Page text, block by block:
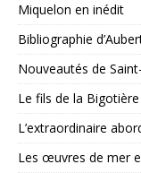
Miquelon en inédit
Bibliographie
Nouveautés de
Le fils de la Bigotière
L’extraordinaire
Les œuvres de mer